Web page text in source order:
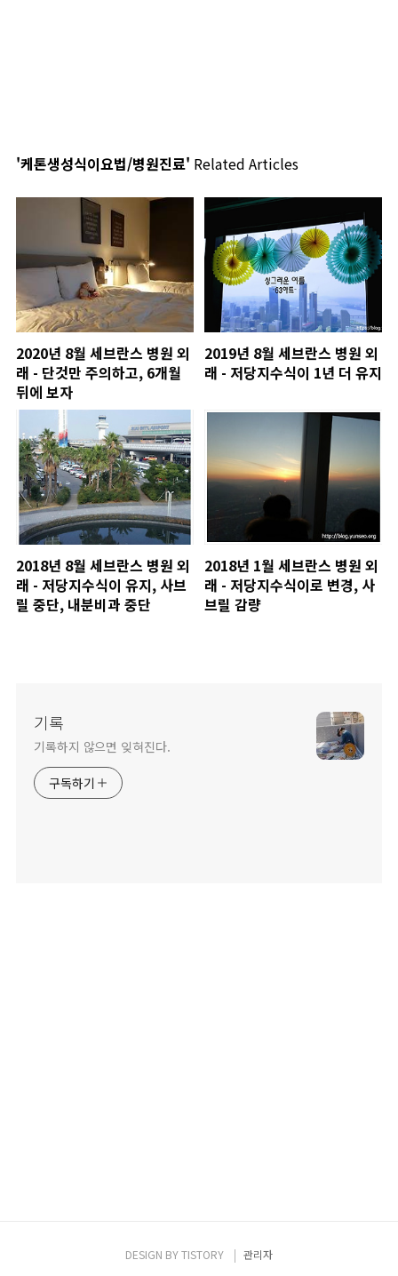
'케톤생성식이요법/병원진료' Related Articles
2020년 8월 세브란스 병원 외
래 - 단것만 주의하고, 6개월
뒤에 보자
2019년 8월 세브란스 병원 외
래 - 저당지수식이 1년 더 유지
2018년 8월 세브란스 병원 외
래 - 저당지수식이 유지, 사브
릴 중단, 내분비과 중단
2018년 1월 세브란스 병원 외
래 - 저당지수식이로 변경, 사
브릴 감량
기록
기록하지 않으면 잊혀진다.
구독하기
DESIGN BYTISTORY 관리자